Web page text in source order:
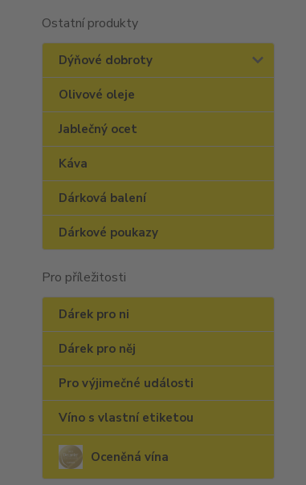
Ostatní produkty
Dýňové dobroty
Olivové oleje
Jablečný ocet
Káva
Dárková balení
Dárkové poukazy
Pro příležitosti
Dárek pro ni
Dárek pro něj
Pro výjimečné události
Víno s vlastní etiketou
Oceněná vína